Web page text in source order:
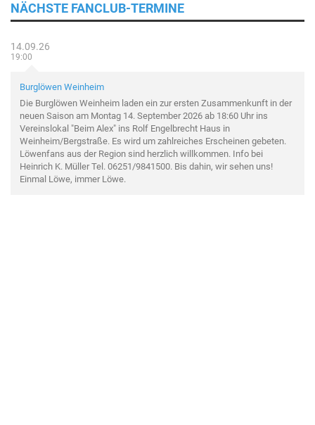
NÄCHSTE FANCLUB-TERMINE
14.09.26
19:00
Burglöwen Weinheim
Die Burglöwen Weinheim laden ein zur ersten Zusammenkunft in der
neuen Saison am Montag 14. September 2026 ab 18:60 Uhr ins
Vereinslokal "Beim Alex" ins Rolf Engelbrecht Haus in
Weinheim/Bergstraße. Es wird um zahlreiches Erscheinen gebeten.
Löwenfans aus der Region sind herzlich willkommen. Info bei
Heinrich K. Müller Tel. 06251/9841500. Bis dahin, wir sehen uns!
Einmal Löwe, immer Löwe.